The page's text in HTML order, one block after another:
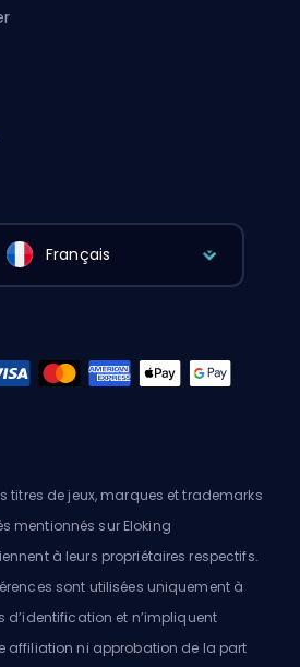
Français
titres de jeux, marques et trademarks
mentionnés sur Eloking
à leurs propriétaires respectifs.
sont utilisées uniquement à
d’identification et n’impliquent
affiliation ni approbation de la part